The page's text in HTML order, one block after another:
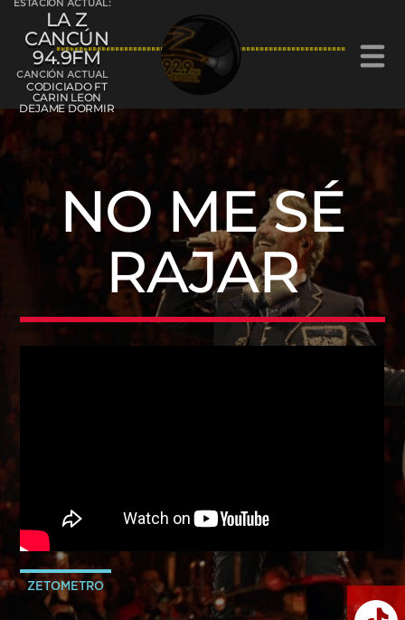
ESTACIÓN ACTUAL:
LA Z
CANCÚN
94.9FM
CANCIÓN ACTUAL
CODICIADO FT
CARIN LEON
DEJAME DORMIR
La Z Cancún 94.9FM
La Z Chetumal 92.9FM
NO ME SÉ
RAJAR
ZETOMETRO